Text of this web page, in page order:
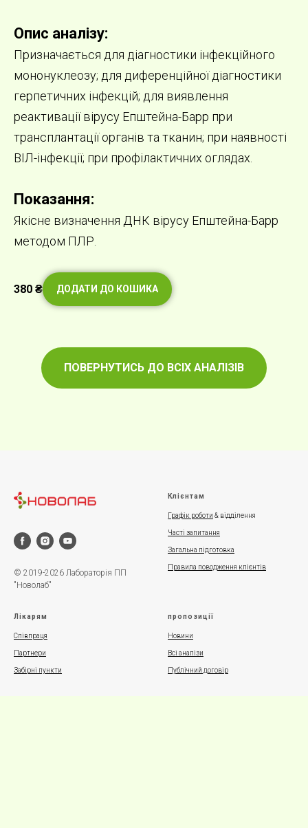
Опис аналізу:
Призначається для діагностики інфекційного
мононуклеозу; для диференційної діагностики
герпетичних інфекцій; для виявлення
реактивації вірусу Епштейна-Барр при
трансплантації органів та тканин; при наявності
ВІЛ-інфекції; при профілактичних оглядах.
Показання:
Якісне визначення ДНК вірусу Епштейна-Барр
методом ПЛР.
380 ₴ ДОДАТИ ДО КОШИКА
ПОВЕРНУТИСЬ ДО ВСІХ АНАЛІЗІВ
© 2019-2026 Лабораторія ПП
"Новолаб"
Клієнтам
Графік роботи & відділення
Часті запитання
Загальна підготовка
Правила поводження клієнтів
Лікарям
Співпраця
Партнери
Забірні пункти
пропозиції
Новини
Всі аналізи
Публічний договір